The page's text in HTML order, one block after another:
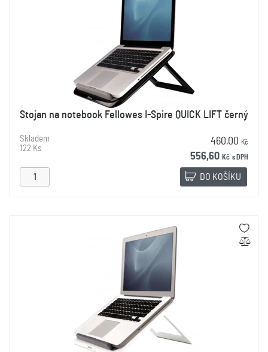
Stojan na notebook Fellowes I-Spire QUICK LIFT černý
Skladem
122 Ks
460,00 Kč
556,60 Kč s DPH
DO KOŠÍKU